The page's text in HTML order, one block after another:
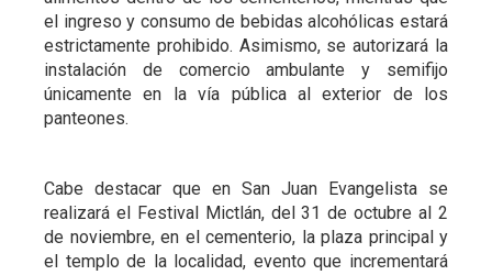
el ingreso y consumo de bebidas alcohólicas estará
estrictamente prohibido. Asimismo, se autorizará la
instalación de comercio ambulante y semifijo
únicamente en la vía pública al exterior de los
panteones.
Cabe destacar que en San Juan Evangelista se
realizará el Festival Mictlán, del 31 de octubre al 2
de noviembre, en el cementerio, la plaza principal y
el templo de la localidad, evento que incrementará